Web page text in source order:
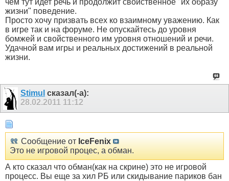
чем тут идет речь и продолжит свойственное "их образу
жизни" поведение.
Просто хочу призвать всех ко взаимному уважению. Как
в игре так и на форуме. Не опускайтесь до уровня
бомжей и свойственного им уровня отношений и речи.
Удачной вам игры и реальных достижений в реальной
жизни.
Stimul сказал(-а):
28.02.2011 11:12
Сообщение от IceFenix
Это не игровой процес, а обман.
А кто сказал что обман(как на скрине) это не игровой
процесс. Вы еще за хил РБ или скидывание париков бан